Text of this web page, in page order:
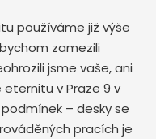
používáme již výše
zamezili
jsme vaše, ani
eternitu v Praze 9 v
– desky se
pracích je